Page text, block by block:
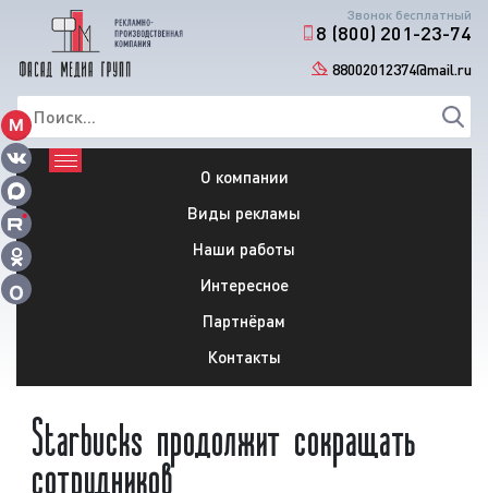
Звонок бесплатный
8 (800) 201-23-74
88002012374@mail.ru
О компании
Виды рекламы
Наши работы
Интересное
Партнёрам
Контакты
Starbucks продолжит сокращать
сотрудников
М
О